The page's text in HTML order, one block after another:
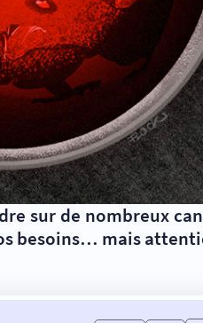
sur de nombreux
besoins… mais